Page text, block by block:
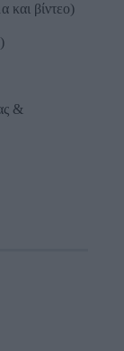
και βίντεο)
&